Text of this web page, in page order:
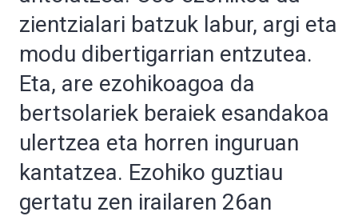
zientzialari batzuk labur, argi eta
modu dibertigarrian entzutea.
Eta, are ezohikoagoa da
bertsolariek beraiek esandakoa
ulertzea eta horren inguruan
kantatzea. Ezohiko guztiau
gertatu zen irailaren 26an